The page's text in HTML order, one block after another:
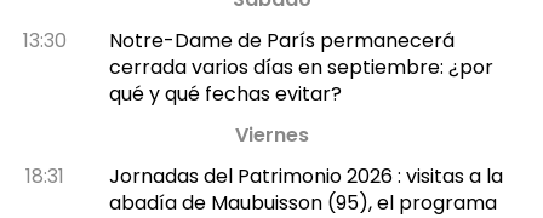
13:30
Notre-Dame de París permanecerá
cerrada varios días en septiembre: ¿por
qué y qué fechas evitar?
Viernes
18:31
Jornadas del Patrimonio 2026 : visitas a la
abadía de Maubuisson (95), el programa